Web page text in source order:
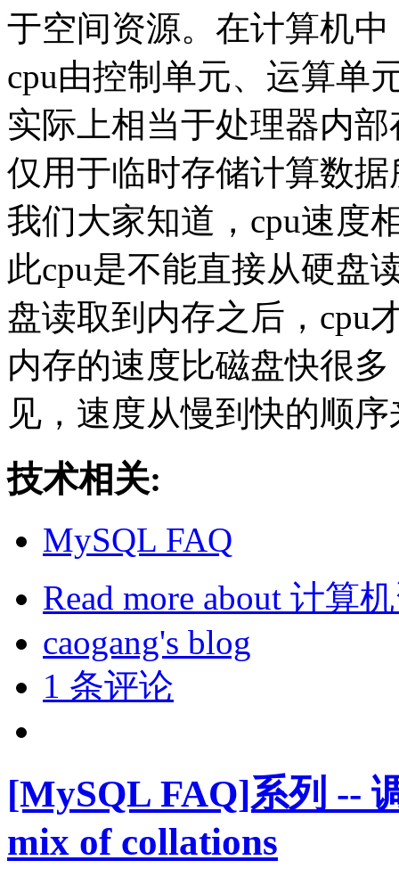
于空间资源。在计算机
cpu由控制单元、运算单
实际上相当于处理器内
仅用于临时存储计算数
我们大家知道，cpu速度
此cpu是不能直接从硬盘
盘读取到内存之后，cpu
内存的速度比磁盘快很
见，速度从慢到快的顺
技术相关:
MySQL FAQ
Read more about 计算
caogang's blog
1 条评论
[MySQL FAQ]系列 --
mix of collations